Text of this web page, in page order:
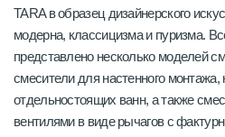
TARA в образец дизайнерского
модерна, классицизма и пуризма.
представлено несколько моделей
смесители для настенного
отдельностоящих ванн, а также
вентилями в виде рычагов с